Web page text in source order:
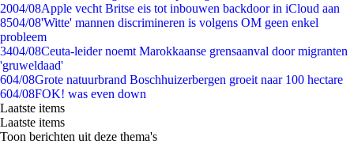
2004/08Apple vecht Britse eis tot inbouwen backdoor in iCloud aan
8504/08'Witte' mannen discrimineren is volgens OM geen enkel
probleem
3404/08Ceuta-leider noemt Marokkaanse grensaanval door migranten
'gruweldaad'
604/08Grote natuurbrand Boschhuizerbergen groeit naar 100 hectare
604/08FOK! was even down
Laatste items
Laatste items
Toon berichten uit deze thema's